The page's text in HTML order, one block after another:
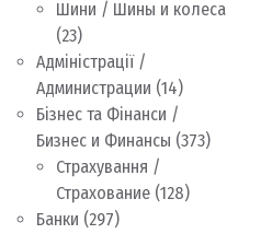
Шини / Шины и колеса
(23)
Адміністрації /
Администрации (14)
Бізнес та Фінанси /
Бизнес и Финансы (373)
Страхування /
Страхование (128)
Банки (297)